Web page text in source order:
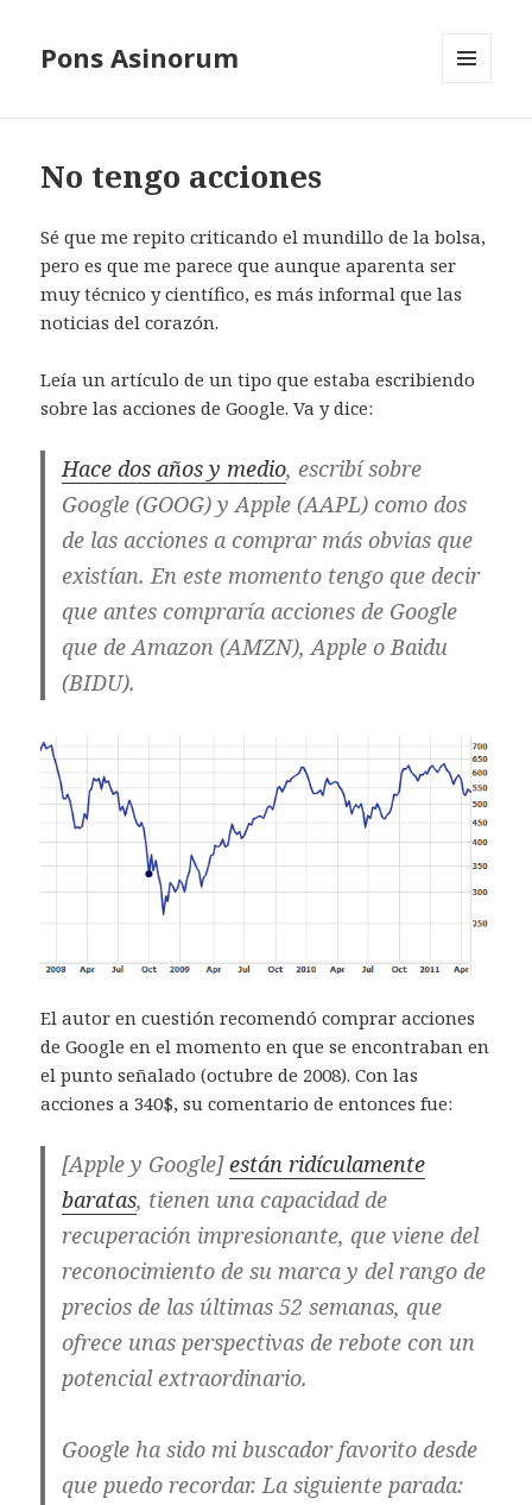
Pons Asinorum
No tengo acciones
Sé que me repito criticando el mundillo de la bolsa,
pero es que me parece que aunque aparenta ser
muy técnico y científico, es más informal que las
noticias del corazón.
Leía un artículo de un tipo que estaba escribiendo
sobre las acciones de Google. Va y dice:
Hace dos años y medio, escribí sobre
Google (GOOG) y Apple (AAPL) como dos
de las acciones a comprar más obvias que
existían. En este momento tengo que decir
que antes compraría acciones de Google
que de Amazon (AMZN), Apple o Baidu
(BIDU).
El autor en cuestión recomendó comprar acciones
de Google en el momento en que se encontraban en
el punto señalado (octubre de 2008). Con las
acciones a 340$, su comentario de entonces fue:
[Apple y Google]están ridículamente
baratas, tienen una capacidad de
recuperación impresionante, que viene del
reconocimiento de su marca y del rango de
precios de las últimas 52 semanas, que
ofrece unas perspectivas de rebote con un
potencial extraordinario.
Google ha sido mi buscador favorito desde
que puedo recordar. La siguiente parada: